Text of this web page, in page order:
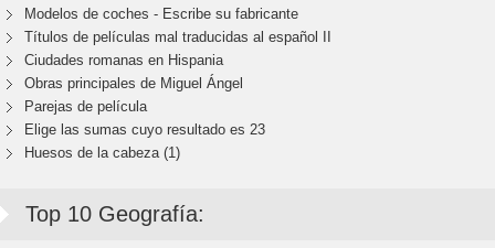
Modelos de coches - Escribe su fabricante
Títulos de películas mal traducidas al español II
Ciudades romanas en Hispania
Obras principales de Miguel Ángel
Parejas de película
Elige las sumas cuyo resultado es 23
Huesos de la cabeza (1)
Top 10 Geografía: